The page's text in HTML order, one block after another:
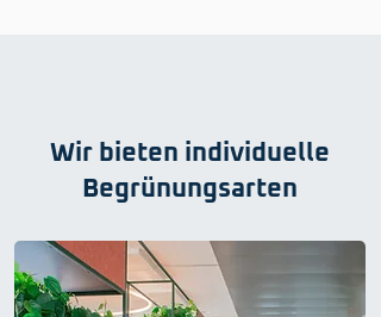
Wir bieten individuelle
Begrünungsarten